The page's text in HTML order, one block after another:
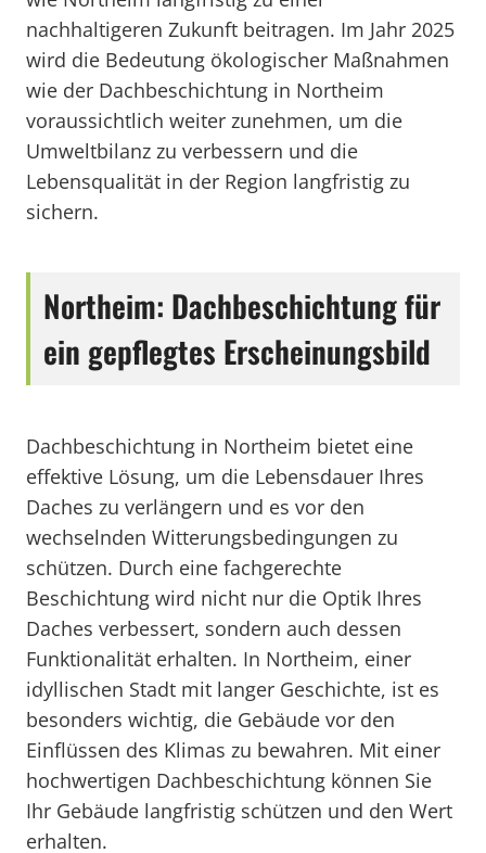
nachhaltigeren Zukunft beitragen. Im Jahr 2025
wird die Bedeutung ökologischer Maßnahmen
wie der Dachbeschichtung in Northeim
voraussichtlich weiter zunehmen, um die
Umweltbilanz zu verbessern und die
Lebensqualität in der Region langfristig zu
sichern.
Northeim: Dachbeschichtung für
ein gepflegtes Erscheinungsbild
Dachbeschichtung in Northeim bietet eine
effektive Lösung, um die Lebensdauer Ihres
Daches zu verlängern und es vor den
wechselnden Witterungsbedingungen zu
schützen. Durch eine fachgerechte
Beschichtung wird nicht nur die Optik Ihres
Daches verbessert, sondern auch dessen
Funktionalität erhalten. In Northeim, einer
idyllischen Stadt mit langer Geschichte, ist es
besonders wichtig, die Gebäude vor den
Einflüssen des Klimas zu bewahren. Mit einer
hochwertigen Dachbeschichtung können Sie
Ihr Gebäude langfristig schützen und den Wert
erhalten.